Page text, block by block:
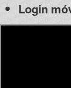
Login